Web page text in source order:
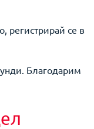
регистрирай се в
Благодарим